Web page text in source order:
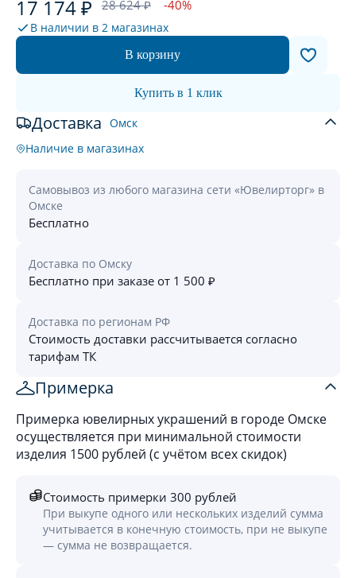
17 174 ₽ 28 624 ₽ -40%
В наличии в 2 магазинах
В корзину
Купить в 1 клик
Доставка Омск
Наличие в магазинах
Самовывоз из любого магазина сети «Ювелирторг» в
Омске
Бесплатно
Доставка по Омску
Бесплатно при заказе от 1 500 ₽
Доставка по регионам РФ
Стоимость доставки рассчитывается согласно
тарифам ТК
Примерка
Примерка ювелирных украшений в городе Омске
осуществляется при минимальной стоимости
изделия 1500 рублей (с учётом всех скидок)
Стоимость примерки 300 рублей
При выкупе одного или нескольких изделий сумма
учитывается в конечную стоимость, при не выкупе
— сумма не возвращается.